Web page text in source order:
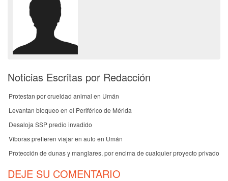
Noticias Escritas por Redacción
Protestan por crueldad animal en Umán
Levantan bloqueo en el Periférico de Mérida
Desaloja SSP predio invadido
Víboras prefieren viajar en auto en Umán
Protección de dunas y manglares, por encima de cualquier proyecto privado
DEJE SU COMENTARIO